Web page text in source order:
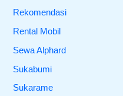
Rekomendasi
Rental Mobil
Sewa Alphard
Sukabumi
Sukarame